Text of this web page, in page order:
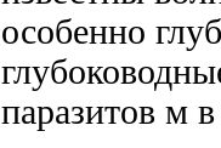
особенно
паразитов м